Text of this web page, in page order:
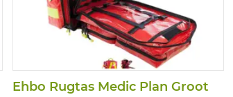
Ehbo Rugtas Medic Plan Groot